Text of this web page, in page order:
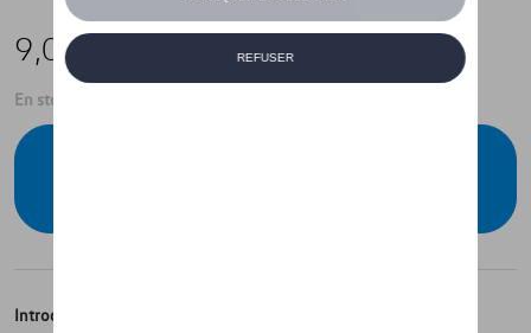
9,00 €
En stock
Introduction